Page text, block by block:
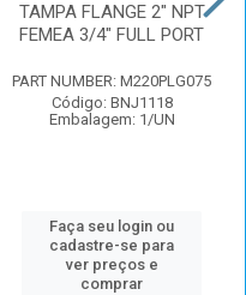
TAMPA FLANGE 2" NPT
FEMEA 3/4" FULL PORT
PART NUMBER: M220PLG075
Código: BNJ1118
Embalagem: 1/UN
Faça seu login ou
cadastre-se para
ver preços e
comprar